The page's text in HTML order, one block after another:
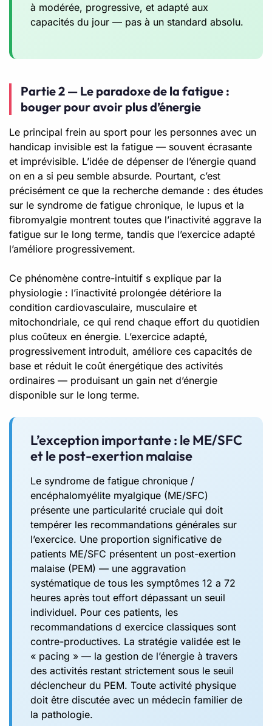
à modérée, progressive, et adapté aux
capacités du jour — pas à un standard absolu.
Partie 2 — Le paradoxe de la fatigue :
bouger pour avoir plus d’énergie
Le principal frein au sport pour les personnes avec un
handicap invisible est la fatigue — souvent écrasante
et imprévisible. L’idée de dépenser de l’énergie quand
on en a si peu semble absurde. Pourtant, c’est
précisément ce que la recherche demande : des études
sur le syndrome de fatigue chronique, le lupus et la
fibromyalgie montrent toutes que l’inactivité aggrave la
fatigue sur le long terme, tandis que l’exercice adapté
l’améliore progressivement.
Ce phénomène contre-intuitif s explique par la
physiologie : l’inactivité prolongée détériore la
condition cardiovasculaire, musculaire et
mitochondriale, ce qui rend chaque effort du quotidien
plus coûteux en énergie. L’exercice adapté,
progressivement introduit, améliore ces capacités de
base et réduit le coût énergétique des activités
ordinaires — produisant un gain net d’énergie
disponible sur le long terme.
L’exception importante : le ME/SFC
et le post-exertion malaise
Le syndrome de fatigue chronique /
encéphalomyélite myalgique (ME/SFC)
présente une particularité cruciale qui doit
tempérer les recommandations générales sur
l’exercice. Une proportion significative de
patients ME/SFC présentent un post-exertion
malaise (PEM) — une aggravation
systématique de tous les symptômes 12 a 72
heures après tout effort dépassant un seuil
individuel. Pour ces patients, les
recommandations d exercice classiques sont
contre-productives. La stratégie validée est le
« pacing » — la gestion de l’énergie à travers
des activités restant strictement sous le seuil
déclencheur du PEM. Toute activité physique
doit être discutée avec un médecin familier de
la pathologie.